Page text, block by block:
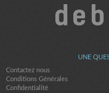
UNE
Contactez nous
Conditions Générales
Confidentialité